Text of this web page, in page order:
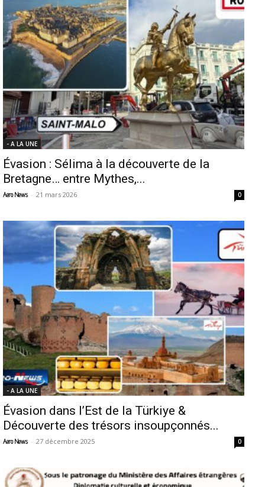
- A LA UNE
Évasion : Sélima à la découverte de la
Bretagne… entre Mythes,...
Aero News - 21 mars 2026 0
- A LA UNE
Évasion dans l’Est de la Türkiye &
Découverte des trésors insoupçonnés...
Aero News - 27 décembre 2025 0